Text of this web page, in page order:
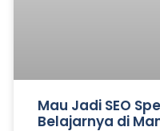
Mau Jadi SEO
Belajarnya di